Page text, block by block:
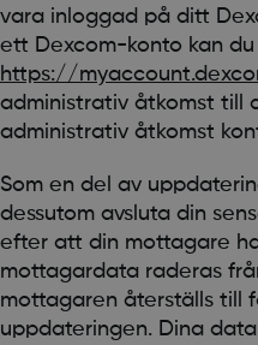
vara inloggad på ditt
ett Dexcom-konto kan
https://
administrativ åtkomst till
administrativ åtkomst
Som en del av
dessutom avsluta din
efter att din mottagare
mottagardata raderas
mottagaren återställs till
uppdateringen. Dina